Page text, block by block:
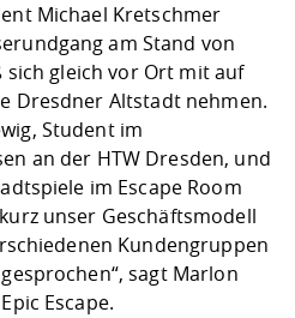
Michael Kretschmer
am Stand von
sich gleich vor Ort mit auf
Dresdner Altstadt nehmen.
Student im
an der HTW Dresden, und
im Escape Room
unser Geschäftsmodell
Kundengruppen
sagt Marlon
Escape.